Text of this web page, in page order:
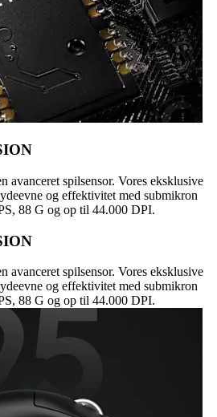
avanceret spilsensor. Vores eksklusive
og effektivitet med submikron
88 G og op til 44.000 DPI.
avanceret spilsensor. Vores eksklusive
og effektivitet med submikron
88 G og op til 44.000 DPI.